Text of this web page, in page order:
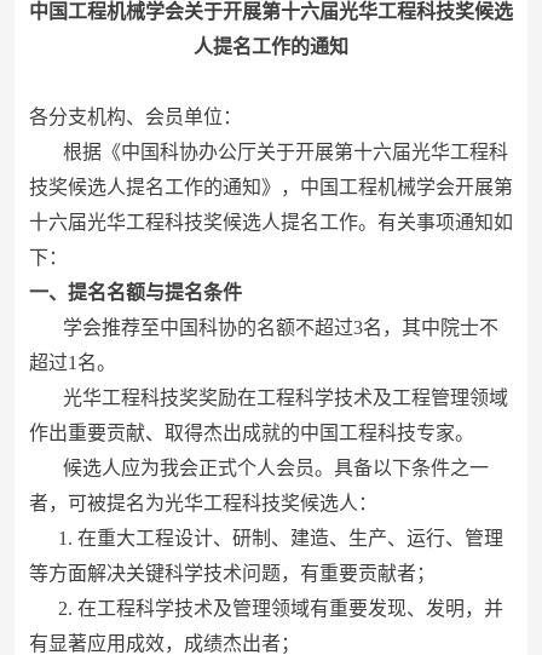
中国工程机械学会关于开展第十六届光华工程科技奖候选
人提名工作的通知
各分支机构、会员单位：
根据《中国科协办公厅关于开展第十六届光华工程科
技奖候选人提名工作的通知》，中国工程机械学会开展第
十六届光华工程科技奖候选人提名工作。有关事项通知如
下：
一、提名名额与提名条件
学会推荐至中国科协的名额不超过3名，其中院士不
超过1名。
光华工程科技奖奖励在工程科学技术及工程管理领域
作出重要贡献、取得杰出成就的中国工程科技专家。
候选人应为我会正式个人会员。具备以下条件之一
者，可被提名为光华工程科技奖候选人：
1. 在重大工程设计、研制、建造、生产、运行、管理
等方面解决关键科学技术问题，有重要贡献者；
2. 在工程科学技术及管理领域有重要发现、发明，并
有显著应用成效，成绩杰出者；